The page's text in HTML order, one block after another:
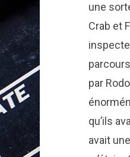
une
Crab et
par
qu’ils
avait